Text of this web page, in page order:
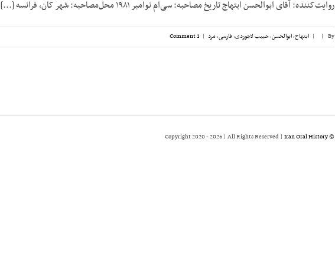
روایت‌کننده: آقای ابوالحسن ابتهاج تاریخ مصاحبه: سی‌ام نوامبر ۱۹۸۱ محل‌مصاحبه: شهر کان، فرانسه [...]
By
|
| ابتهاج، ابوالحسن,حبیب لاجوردی,فارسی,مرد |
1 Comment
© Copyright 2020 -
2026 | All Rights Reserved | Iran Oral History